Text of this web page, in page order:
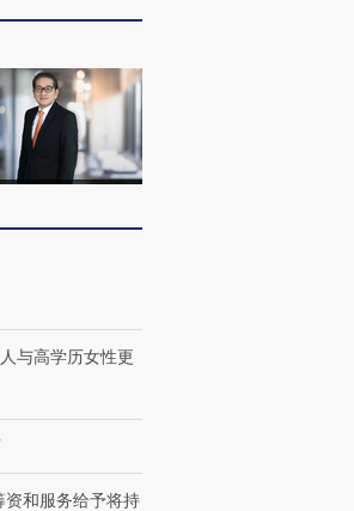
与高学历女性更
和服务给予将持